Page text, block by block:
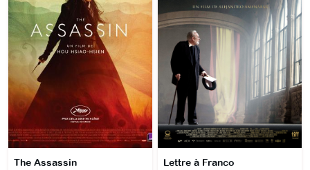
The Assassin Lettre à Franco